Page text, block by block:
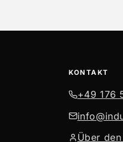
KONTAKT
+49 176
Über